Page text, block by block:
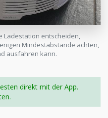
Ladestation entscheiden,
Mindestabstände achten,
ausfahren kann.
direkt mit der App.